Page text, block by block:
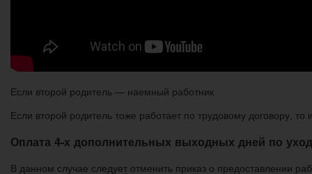
Если второй родитель — наемный работник
Если второй родитель тоже работает по трудовому договору,
Оплата 4-х дополнительных выходных дней по
В данном случае следует отменить приказ о предоставлении